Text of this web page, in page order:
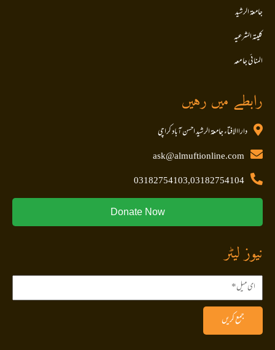
جامعۃ الرشید
کلیتہ الشرعیہ
المنا ئی جا معہ
رابطے میں رہیں
داراالافتاء جامعۃ الرشید احسن آباد کراچی
ask@almuftionline.com
03182754103,03182754104
Donate Now
نیوز لیٹر
جمع کریں